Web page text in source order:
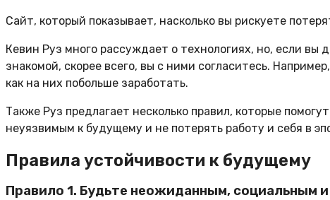
Сайт, который показывает, насколько вы рискуете
Кевин Руз много рассуждает о технологиях, но, если вы
знакомой, скорее всего, вы с ними согласитесь.
как на них побольше заработать.
Также Руз предлагает несколько правил, которые
неуязвимым к будущему и не потерять работу и себя в
Правила устойчивости к будущему
Правило 1. Будьте неожиданным, социальным